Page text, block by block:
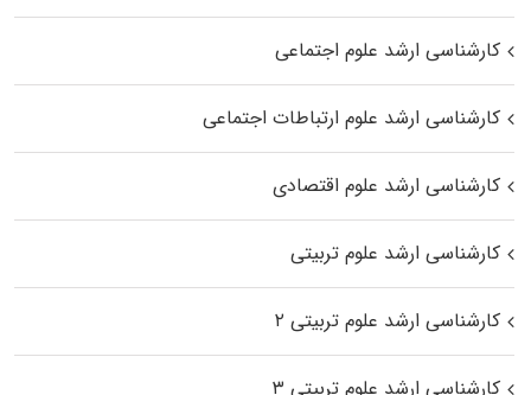
کارشناسی ارشد علوم اجتماعی
کارشناسی ارشد علوم ارتباطات اجتماعی
کارشناسی ارشد علوم اقتصادی
کارشناسی ارشد علوم تربیتی
کارشناسی ارشد علوم تربیتی ۲
کارشناسی ارشد علوم تربیتی ۳